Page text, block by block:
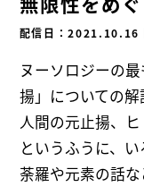
配信日：2021.10.16
ヌーソロジーの
揚」についての解
人間の元止揚、
というふうに、
荼羅や元素の話な